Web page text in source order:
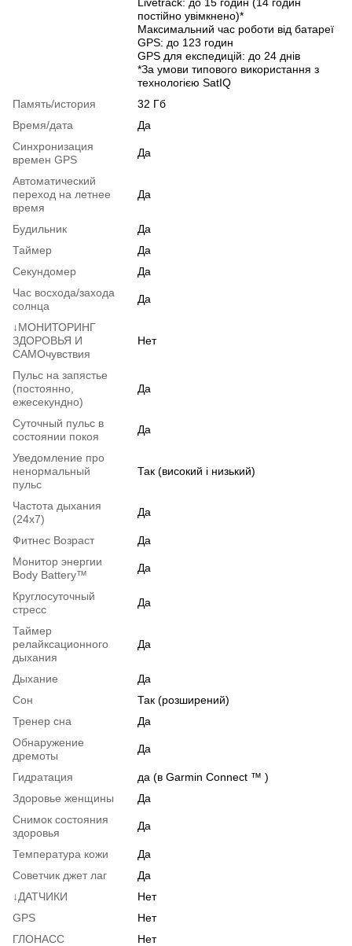
постійно увімкнено)*
Максимальний час роботи від батареї
GPS: до 123 годин
GPS для експедицій: до 24 днів
*За умови типового використання з
технологією SatIQ
Память/история
32 Гб
Время/дата
Да
Синхронизация
времен GPS
Да
Автоматический
переход на летнее
время
Да
Будильник
Да
Таймер
Да
Секундомер
Да
Час восхода/захода
солнца
Да
↓МОНИТОРИНГ
ЗДОРОВЬЯ И
САМОчувствия
Нет
Пульс на запястье
(постоянно,
ежесекундно)
Да
Суточный пульс в
состоянии покоя
Да
Уведомление про
ненормальный
пульс
Так (високий і низький)
Частота дыхания
(24х7)
Да
Фитнес Возраст
Да
Монитор энергии
Body Battery™
Да
Круглосуточный
стресс
Да
Таймер
релайксационного
дыхания
Да
Дыхание
Да
Сон
Так (розширений)
Тренер сна
Да
Обнаружение
дремоты
Да
Гидратация
да (в Garmin Connect ™ )
Здоровье женщины
Да
Снимок состояния
здоровья
Да
Температура кожи
Да
Советчик джет лаг
Да
↓ДАТЧИКИ
Нет
GPS
Нет
ГЛОНАСС
Нет